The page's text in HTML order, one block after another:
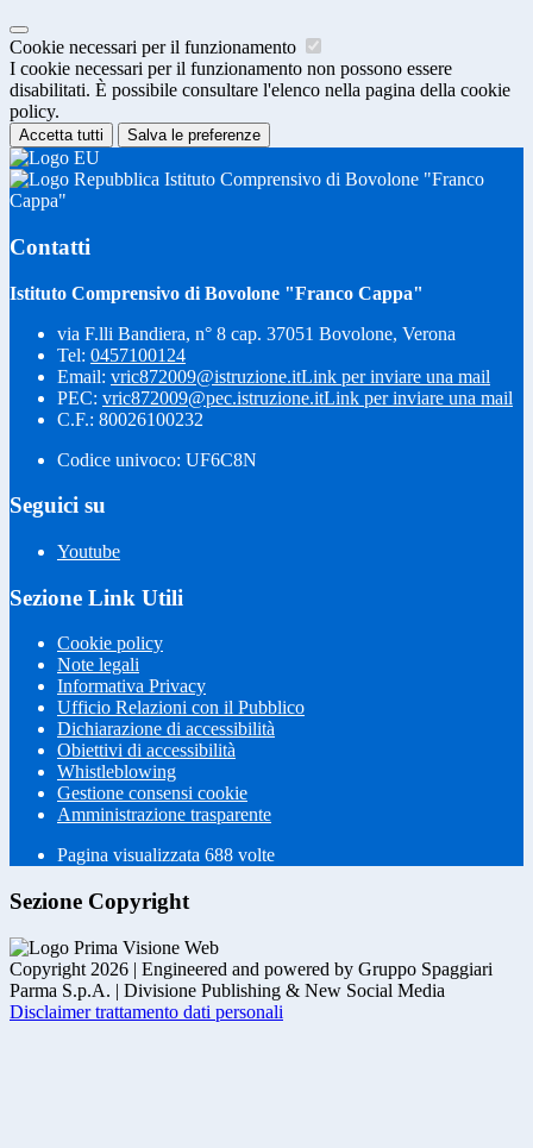
Cookie necessari per il funzionamento
I cookie necessari per il funzionamento non possono essere
disabilitati. È possibile consultare l'elenco nella pagina della cookie
policy.
Accetta tutti Salva le preferenze
Istituto Comprensivo di Bovolone "Franco
Cappa"
Contatti
Istituto Comprensivo di Bovolone "Franco Cappa"
via F.lli Bandiera, n° 8 cap. 37051 Bovolone, Verona
Tel: 0457100124
Email: vric872009@istruzione.itLink per inviare una mail
PEC: vric872009@pec.istruzione.itLink per inviare una mail
C.F.: 80026100232
Codice univoco: UF6C8N
Seguici su
Youtube
Sezione Link Utili
Cookie policy
Note legali
Informativa Privacy
Ufficio Relazioni con il Pubblico
Dichiarazione di accessibilità
Obiettivi di accessibilità
Whistleblowing
Gestione consensi cookie
Amministrazione trasparente
Pagina visualizzata 688 volte
Sezione Copyright
Copyright 2026 | Engineered and powered by Gruppo Spaggiari
Parma S.p.A. | Divisione Publishing & New Social Media
Disclaimer trattamento dati personali